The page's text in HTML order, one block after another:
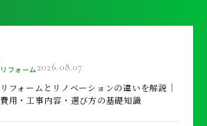
リフォーム 2026.08.07
リフォームとリノベーションの違いを解説｜
費用・工事内容・選び方の基礎知識